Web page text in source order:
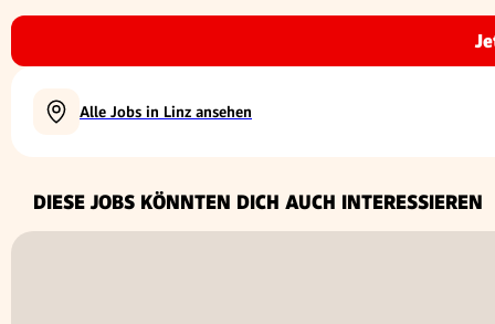
Alle Jobs in Linz ansehen
DIESE JOBS KÖNNTEN DICH AUCH INTERESSIEREN